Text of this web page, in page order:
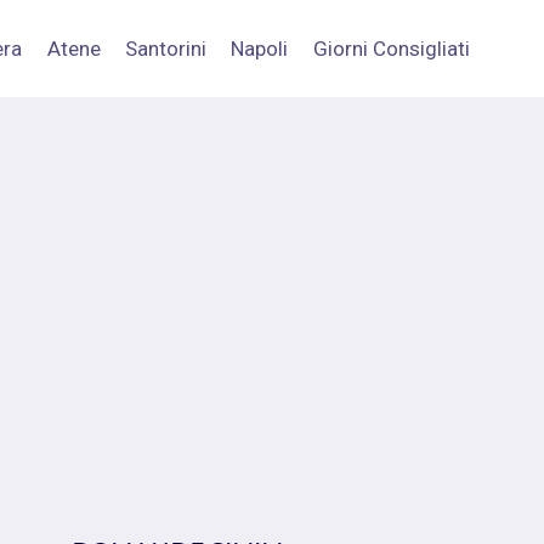
Atene Santorini Napoli Giorni Consigliati